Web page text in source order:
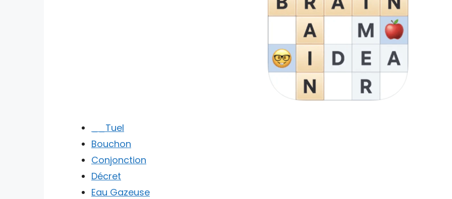
__Tuel
Bouchon
Conjonction
Décret
Eau Gazeuse